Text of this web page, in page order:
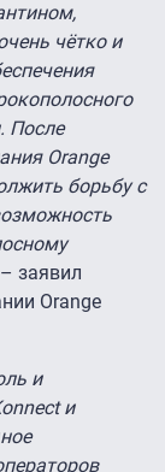
чётко и
После
Orange
борьбу с
заявил
Orange
и
и